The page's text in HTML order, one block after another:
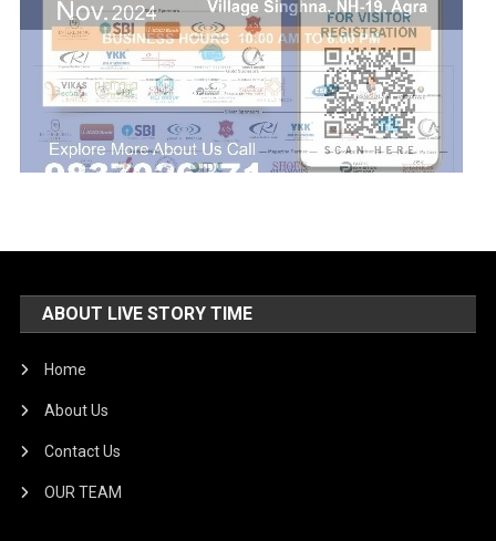
ABOUT LIVE STORY TIME
Home
About Us
Contact Us
OUR TEAM